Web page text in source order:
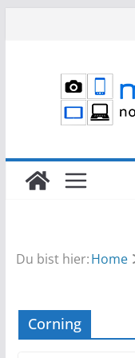
Du bist hier:Home
Corning